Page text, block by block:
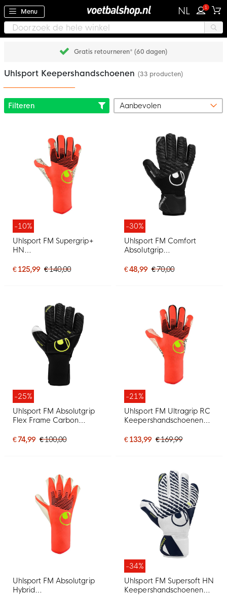
Menu NL 1
Gratis retourneren* (60 dagen)
Uhlsport Keepershandschoenen (33 producten)
Filteren
-10%
Uhlsport FM Supergrip+
HN
Felrood Zwart Felgeel
€ 125,99 € 140,00
-30%
Uhlsport FM Comfort
Absolutgrip
Zwart Zwart Wit
€ 48,99 € 70,00
-25%
Uhlsport FM Absolutgrip
Flex Frame Carbon
Zwart Neongeel
€ 74,99 € 100,00
-21%
Uhlsport FM Ultragrip RC
Keepershandschoenen
€ 133,99 € 169,99
Uhlsport FM Absolutgrip
Hybrid
-34%
Uhlsport FM Supersoft HN
Keepershandschoenen